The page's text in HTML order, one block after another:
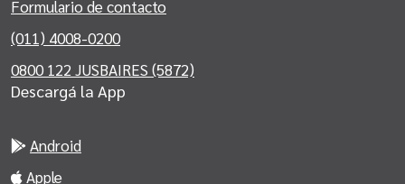
Formulario de contacto
(011) 4008-0200
0800 122 JUSBAIRES (5872)
Descargá la App
Android
Apple